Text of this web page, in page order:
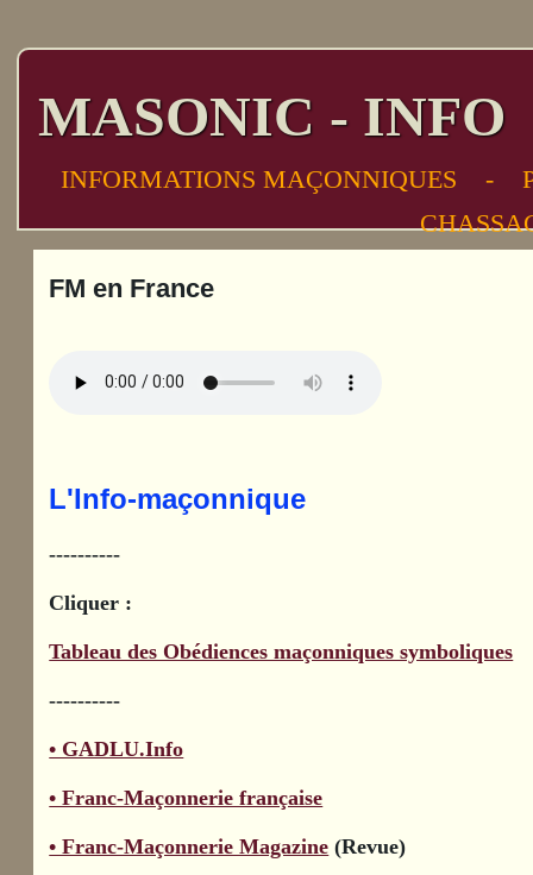
MASONIC - INFO
INFORMATIONS MAÇONNIQUES -
FM en France
L'Info-maçonnique
----------
Cliquer :
Tableau des Obédiences maçonniques symboliques
----------
• GADLU.Info
• Franc-Maçonnerie française
• Franc-Maçonnerie Magazine (Revue)